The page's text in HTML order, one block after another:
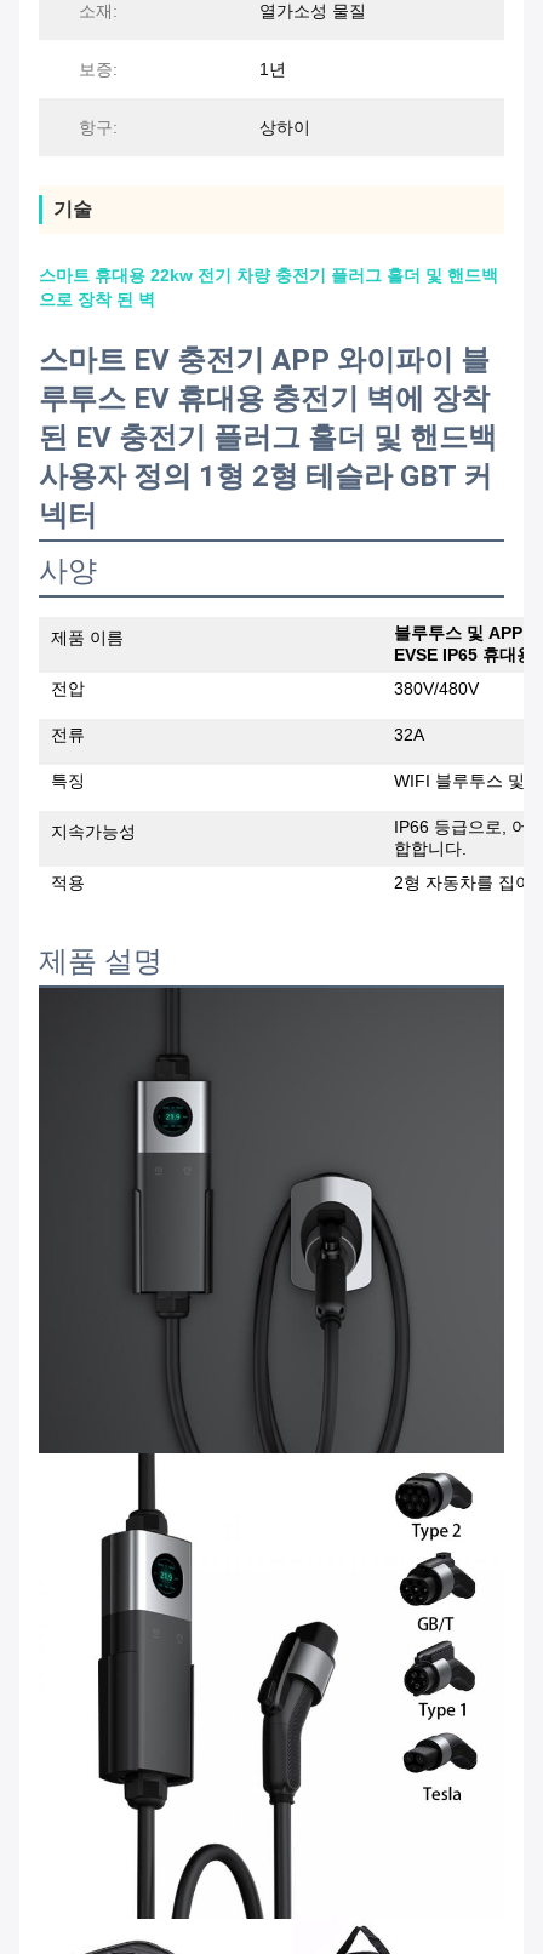
소재: 열가소성 물질
보증: 1년
항구: 상하이
기술
스마트 휴대용 22kw 전기 차량 충전기 플러그 홀더 및 핸드백
으로 장착 된 벽
스마트 EV 충전기 APP 와이파이 블
루투스 EV 휴대용 충전기 벽에 장착
된 EV 충전기 플러그 홀더 및 핸드백
사용자 정의 1형 2형 테슬라 GBT 커
넥터
사양
제품 이름
블루투스 및 APP
EVSE IP65 휴대용
전압
380V/480V
전류 32A
특징 WIFI 블루투스 및
지속가능성
IP66 등급으로, 어
합합니다.
적용
2형 자동차를 집이
제품 설명